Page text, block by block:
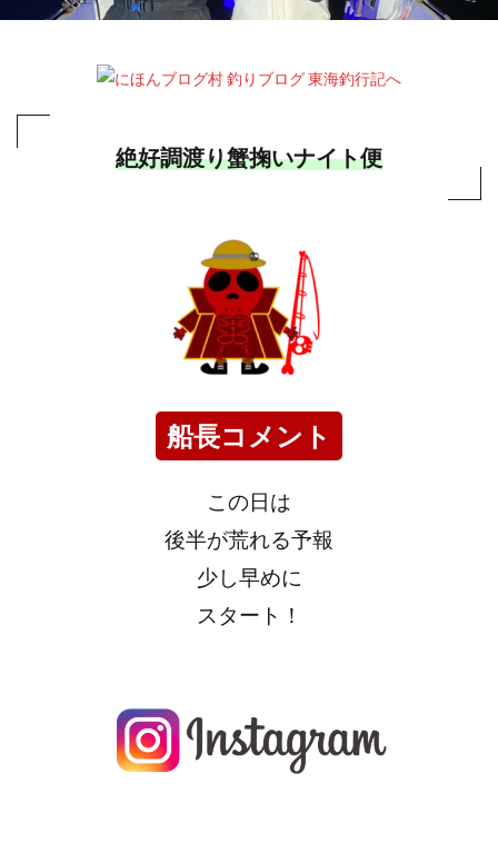
絶好調渡り蟹掬いナイト便
船長コメント
この日は
後半が荒れる予報
少し早めに
スタート！